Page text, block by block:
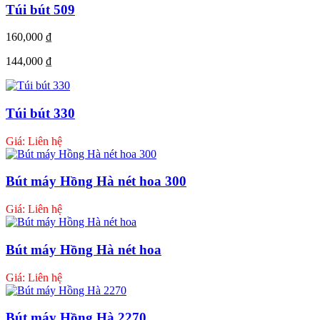
Túi bút 509
160,000 ₫
144,000 ₫
Túi bút 330
Giá: Liên hệ
Bút máy Hồng Hà nét hoa 300
Giá: Liên hệ
Bút máy Hồng Hà nét hoa
Giá: Liên hệ